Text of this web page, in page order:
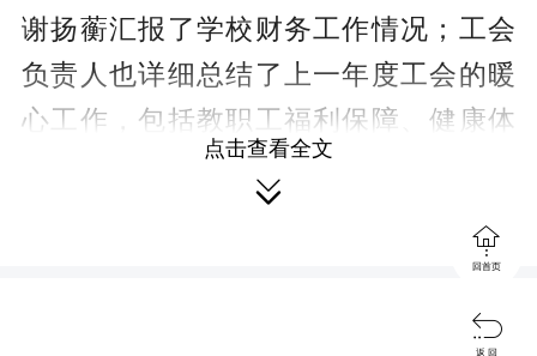
谢扬蘅汇报了学校财务工作情况；工会
负责人也详细总结了上一年度工会的暖
心工作，包括教职工福利保障、健康体
检、文体活动、帮扶慰问等，同时明确
了新学年的改进方向。代表们认真审议
了《欧阳海学校工会经费收支管理实施
勤保障、教师发展等内容积极提交提
点击查看全文


回首页

返 回